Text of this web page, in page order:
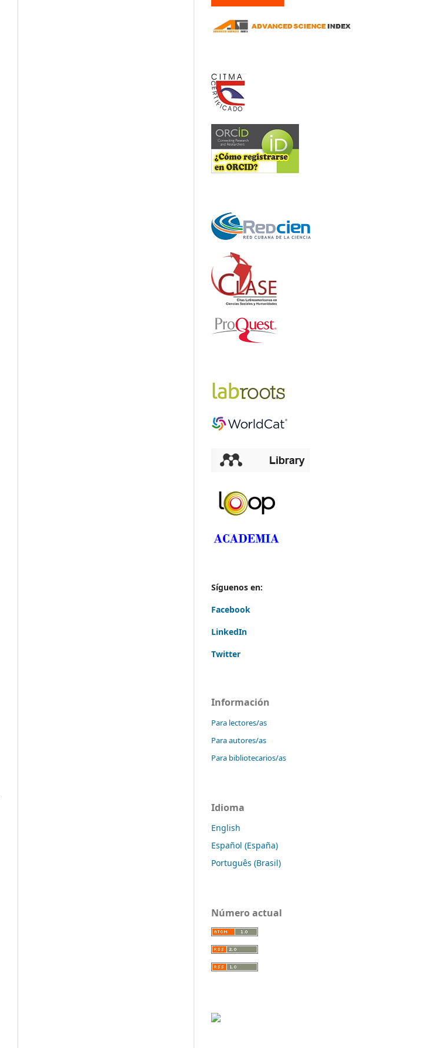
Síguenos en:
Facebook
LinkedIn
Twitter
Información
Para lectores/as
Para autores/as
Para bibliotecarios/as
Idioma
English
Español (España)
Português (Brasil)
Número actual